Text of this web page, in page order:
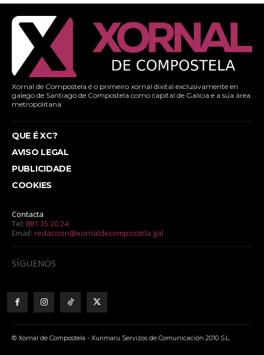
Xornal de Compostela é o primeiro xornal dixital exclusivamente en
galego de Santiago de Compostela como capital de Galicia e a súa área
metropolitana
QUE É XC?
AVISO LEGAL
PUBLICIDADE
COOKIES
Contacta
Tel: 881 35 20 24
Email: redaccion@xornaldecompostela.gal
SÍGUENOS
© Xornal de Compostela - Xurimaru Servizos de Comunicación 2010 S.L.